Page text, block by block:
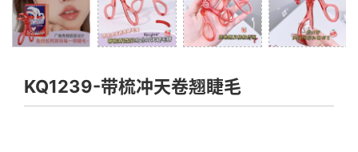
KQ1239-带梳冲天卷翘睫毛